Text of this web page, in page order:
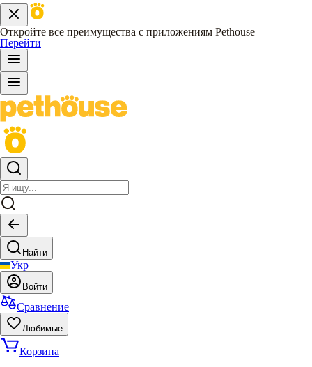
Откройте все преимущества с приложениям Pethouse
Перейти
Найти
Укр
Войти
Сравнение
Любимые
Корзина